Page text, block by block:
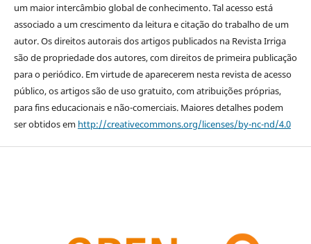
um maior intercâmbio global de conhecimento. Tal acesso está
associado a um crescimento da leitura e citação do trabalho de um
autor. Os direitos autorais dos artigos publicados na Revista Irriga
são de propriedade dos autores, com direitos de primeira publicação
para o periódico. Em virtude de aparecerem nesta revista de acesso
público, os artigos são de uso gratuito, com atribuições próprias,
para fins educacionais e não-comerciais. Maiores detalhes podem
ser obtidos em http://creativecommons.org/licenses/by-nc-nd/4.0